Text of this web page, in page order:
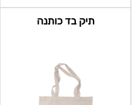
תיק בד כותנה